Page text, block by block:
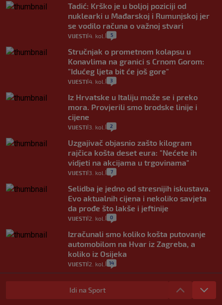
Tadić: Krško je u boljoj poziciji od
nuklearki u Mađarskoj i Rumunjskoj jer
se vodilo računa o važnoj stvari
VIJESTI 4. kol. 5
Stručnjak o prometnom kolapsu u
Konavlima na granici s Crnom Gorom:
"Idućeg ljeta bit će još gore"
VIJESTI 4. kol. 3
Iz Hrvatske u Italiju može se i preko
mora. Provjerili smo brodske linije i
cijene
VIJESTI 3. kol. 2
Uzgajivač objasnio zašto kilogram
rajčica košta deset eura: "Nećete ih
vidjeti na akcijama u trgovinama"
VIJESTI 3. kol. 7
Selidba je jedno od stresnijih iskustava.
Evo aktualnih cijena i nekoliko savjeta
da prođe što lakše i jeftinije
VIJESTI 2. kol. 0
Izračunali smo koliko košta putovanje
automobilom na Hvar iz Zagreba, a
koliko iz Osijeka
VIJESTI 2. kol. 14
"Kći je otišla na more, a zaboravila
zdravstvenu iskaznicu". Kakva su prava
pacijenata izvan mjesta prebivališta?
Idi na Sport